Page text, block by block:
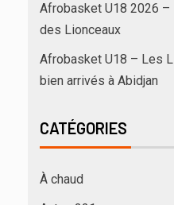
Afrobasket U18 2026
des Lionceaux
Afrobasket U18 – Les
bien arrivés à Abidjan
CATÉGORIES
À chaud